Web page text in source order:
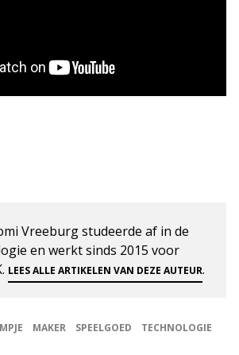
Vreeburg studeerde af in de
en werkt sinds 2015 voor
LEES ALLE ARTIKELEN VAN DEZE AUTEUR.
MAKER SPEELGOED
TECHNOLOGIE